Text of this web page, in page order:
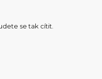
se tak cítit.